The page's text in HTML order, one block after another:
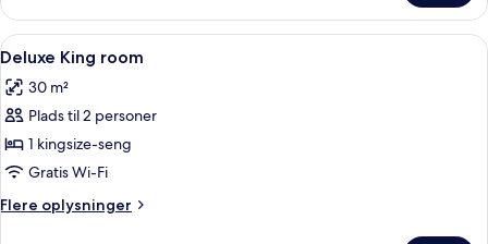
Indlæs
alle
billeder
af
Deluxe
King
room
Et hotelværelse med en seng, et
4
Deluxe King room
30 m²
Plads til 2 personer
1 kingsize-seng
Gratis Wi-Fi
Flere oplysninger
Flere